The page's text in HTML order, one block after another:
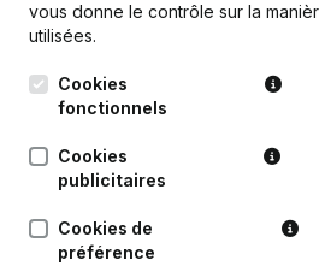
Publicationsde Turan
Date
11-04-2024
vous donne le contrôle sur la
utilisées.
Cookies
fonctionnels
Cookies
publicitaires
Cookies de
préférence